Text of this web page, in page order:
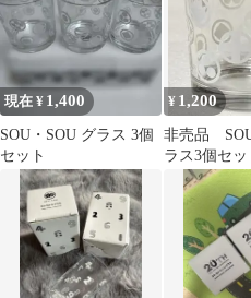
現在 ¥ 1,400
SOU・SOU グラス 3個
セット
¥ 1,200
非売品
ラス3個セッ